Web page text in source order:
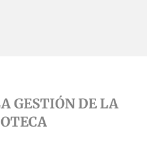
GESTIÓN DE LA